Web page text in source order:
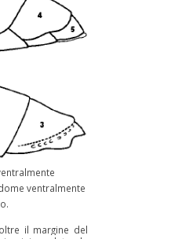
ventralmente
il margine del